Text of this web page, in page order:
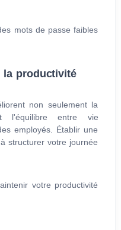
mots de passe faibles
la productivité
non seulement la
l'équilibre entre vie
employés. Établir une
structurer votre journée
votre productivité